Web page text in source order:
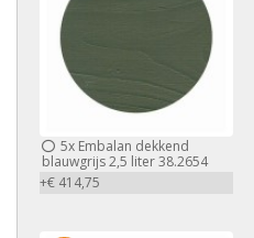
5x Embalan dekkend
blauwgrijs 2,5 liter 38.2654
+€ 414,75